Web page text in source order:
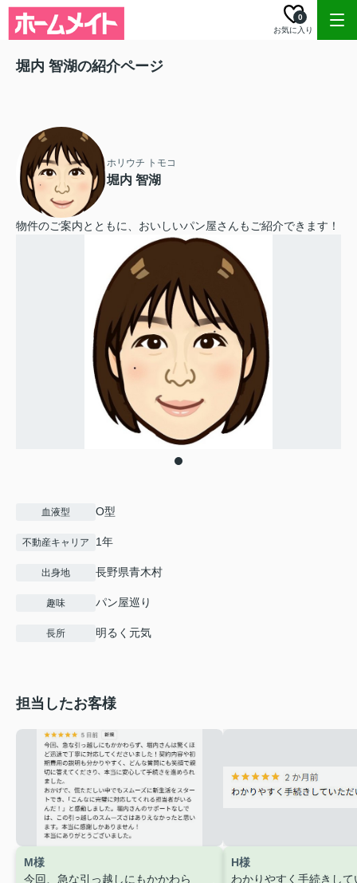
お気に入り
0
堀内 智湖の紹介ページ
ホリウチ トモコ
堀内 智湖
物件のご案内とともに、おいしいパン屋さんもご紹介できます！
血液型 O型
不動産キャリア 1年
出身地 長野県青木村
趣味 パン屋巡り
長所 明るく元気
担当したお客様
M様
今回、急な引っ越しにもかかわら
H様
わかりやすく手続きし